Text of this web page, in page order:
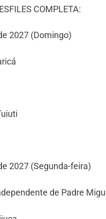
COMPLETA:
2027 (Domingo)
2027 (Segunda-feira)
de Padre